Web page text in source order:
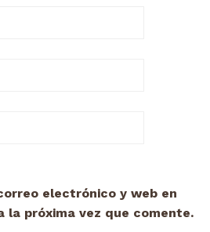
electrónico y web en
la próxima vez que comente.